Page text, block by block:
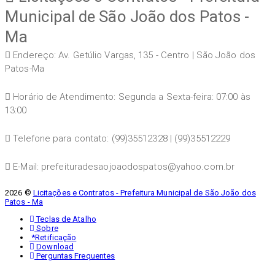
Municipal de São João dos Patos -
Ma
Endereço: Av. Getúlio Vargas, 135 - Centro | São João dos
Patos-Ma
Horário de Atendimento: Segunda a Sexta-feira: 07:00 às
13:00
Telefone para contato: (99)35512328 | (99)35512229
E-Mail: prefeituradesaojoaodospatos@yahoo.com.br
2026 © Licitações e Contratos - Prefeitura Municipal de São João dos
Patos - Ma
Teclas de Atalho
Sobre
*Retificação
Download
Perguntas Frequentes